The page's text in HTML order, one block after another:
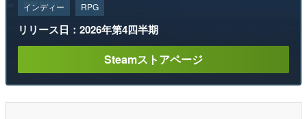
インディー RPG
リリース日：2026年第4四半期
Steamストアページ